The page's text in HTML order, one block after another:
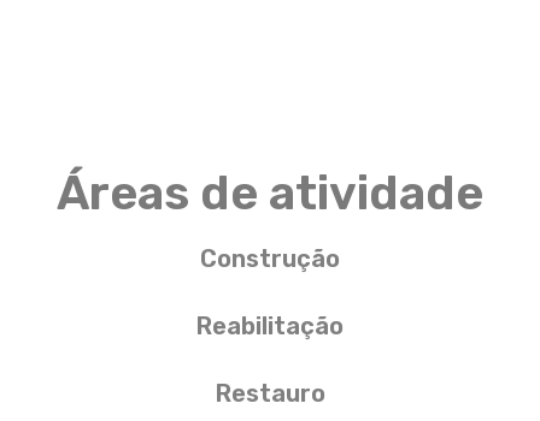
Áreas de atividade
Construção
Reabilitação
Restauro